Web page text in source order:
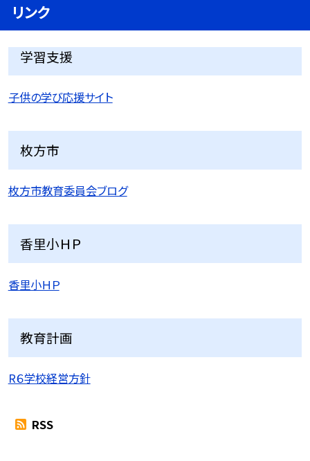
リンク
学習支援
子供の学び応援サイト
枚方市
枚方市教育委員会ブログ
香里小ＨＰ
香里小ＨＰ
教育計画
R６学校経営方針
RSS